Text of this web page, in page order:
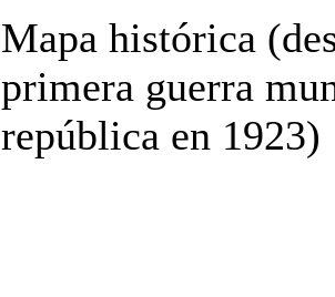
Mapa histórica
primera guerra
república en 1923)